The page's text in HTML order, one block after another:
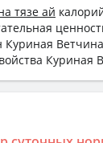
тязе ай
Куриная